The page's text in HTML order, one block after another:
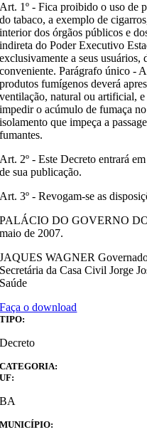
Art. 1º - Fica proibido o uso de
do tabaco, a exemplo de
interior dos órgãos públicos e
indireta do Poder Executivo
exclusivamente a seus usuários,
conveniente. Parágrafo único -
produtos fumígenos deverá
ventilação, natural ou artificial,
impedir o acúmulo de fumaça
isolamento que impeça a
fumantes.
Art. 2º - Este Decreto entrará
de sua publicação.
Art. 3º - Revogam-se as
PALÁCIO DO GOVERNO
maio de 2007.
JAQUES WAGNER
Secretária da Casa Civil Jorge
Saúde
Faça o download
TIPO:
Decreto
CATEGORIA:
UF:
BA
MUNICÍPIO: